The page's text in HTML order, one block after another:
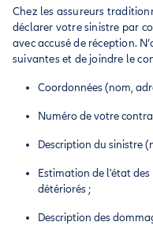
Chez les assureurs
déclarer votre sinistre par
avec accusé de réception.
suivantes et de joindre le
Coordonnées (nom,
Numéro de votre
Description du sinistre
Estimation de l'état
détériorés ;
Description des